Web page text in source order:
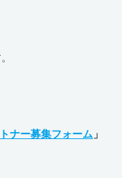
ナー募集フォーム 」